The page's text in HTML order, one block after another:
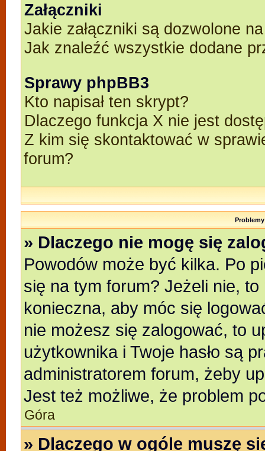
Załączniki
Jakie załączniki są dozwolone
Jak znaleźć wszystkie dodane
Sprawy phpBB3
Kto napisał ten skrypt?
Dlaczego funkcja X nie jest
Z kim się skontaktować w
forum?
» Dlaczego nie mogę się
Powodów może być kilka. Po
się na tym forum? Jeżeli nie,
konieczna, aby móc się
nie możesz się zalogować, to
użytkownika i Twoje hasło są
administratorem forum, żeby
Jest też możliwe, że problem
Góra
» Dlaczego w ogóle muszę